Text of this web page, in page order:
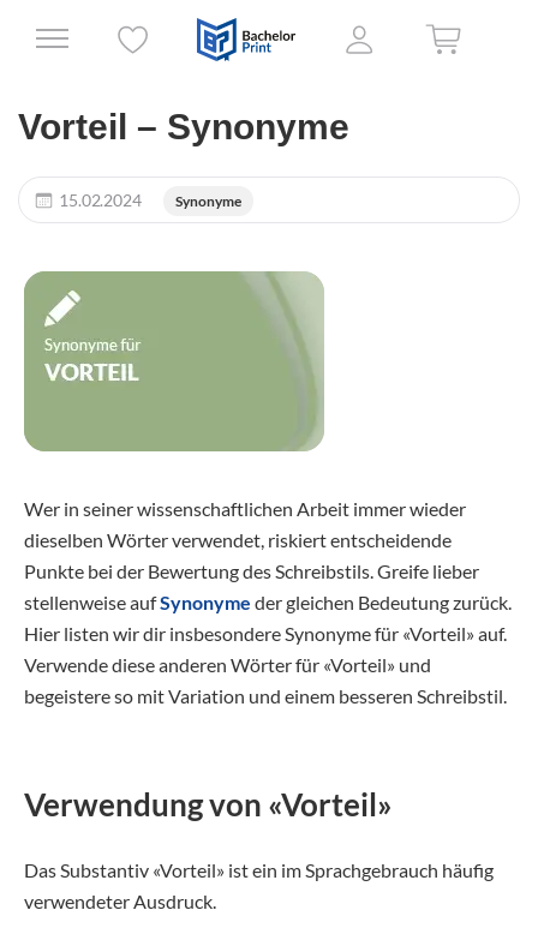
Vorteil – Synonyme
15.02.2024 Synonyme
Wer in seiner wissenschaftlichen Arbeit immer wieder
dieselben Wörter verwendet, riskiert entscheidende
Punkte bei der Bewertung des Schreibstils. Greife lieber
stellenweise aufSynonyme der gleichen Bedeutung zurück.
Hier listen wir dir insbesondere Synonyme für «Vorteil» auf.
Verwende diese anderen Wörter für «Vorteil» und
begeistere so mit Variation und einem besseren Schreibstil.
Verwendung von «Vorteil»
Das Substantiv «Vorteil» ist ein im Sprachgebrauch häufig
verwendeter Ausdruck.